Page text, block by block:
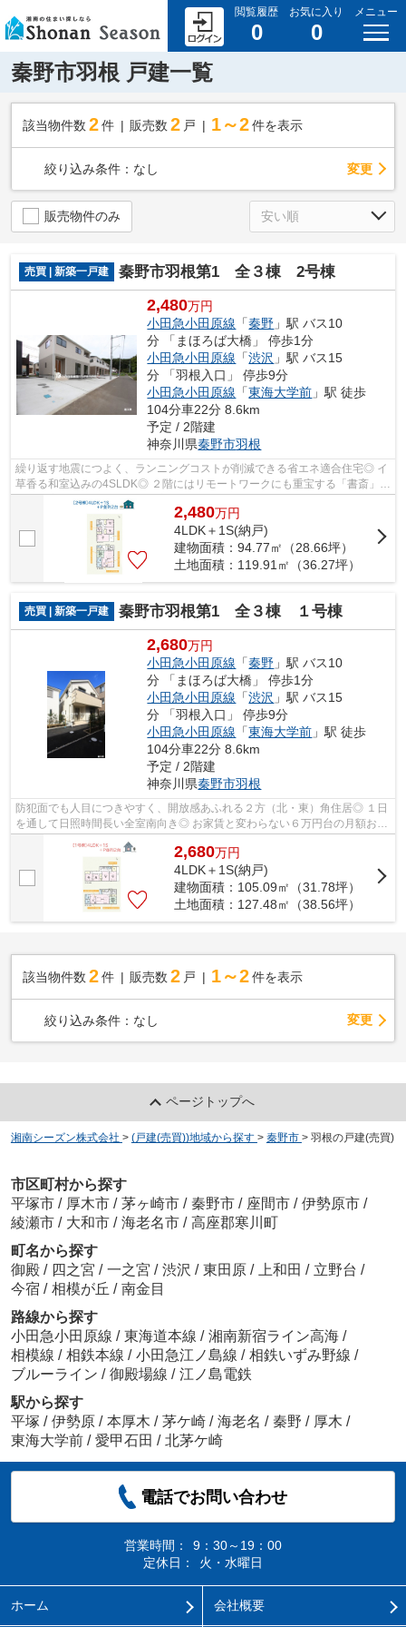
閲覧履歴
0
お気に入り
0
メニュー
秦野市羽根 戸建一覧
該当物件数 2件 販売数 2 戸 1～2 件を表示
絞り込み条件： なし 変更
販売物件のみ
売買 | 新築一戸建 秦野市羽根第1 全３棟 2号棟
2,480万円
小田急小田原線 「秦野 」駅 バス10
分 「まほろば大橋」 停歩1分
小田急小田原線 「渋沢 」駅 バス15
分 「羽根入口」 停歩9分
小田急小田原線 「東海大学前 」駅 徒歩
104分車22分 8.6km
予定 / 2階建
神奈川県秦野市羽根
繰り返す地震につよく、ランニングコストが削減できる省エネ適合住宅◎ イ
草香る和室込みの4SLDK◎ ２階にはリモートワークにも重宝する「書斎」を
備え、家族を身近にお仕事効率もUPしま...
2,480万円
4LDK＋1S(納戸)
建物面積：94.77㎡（28.66坪）
土地面積：119.91㎡（36.27坪）
売買 | 新築一戸建 秦野市羽根第1 全３棟 １号棟
2,680万円
小田急小田原線 「秦野 」駅 バス10
分 「まほろば大橋」 停歩1分
小田急小田原線 「渋沢 」駅 バス15
分 「羽根入口」 停歩9分
小田急小田原線 「東海大学前 」駅 徒歩
104分車22分 8.6km
予定 / 2階建
神奈川県秦野市羽根
防犯面でも人目につきやすく、開放感あふれる２方（北・東）角住居◎ １日
を通して日照時間長い全室南向き◎ お家賃と変わらない６万円台の月額お支
払い額で、一生に一度の素敵な住まい...
2,680万円
4LDK＋1S(納戸)
建物面積：105.09㎡（31.78坪）
土地面積：127.48㎡（38.56坪）
該当物件数 2件 販売数 2 戸 1～2 件を表示
絞り込み条件： なし 変更
ページトップへ
湘南シーズン株式会社 > (戸建(売買))地域から探す > 秦野市 > 羽根の戸建(売買)
市区町村から探す
平塚市 / 厚木市 / 茅ヶ崎市 / 秦野市 / 座間市 / 伊勢原市 /
綾瀬市 / 大和市 / 海老名市 / 高座郡寒川町
町名から探す
御殿 / 四之宮 / 一之宮 / 渋沢 / 東田原 / 上和田 / 立野台 /
今宿 / 相模が丘 / 南金目
路線から探す
小田急小田原線 / 東海道本線 / 湘南新宿ライン高海 /
相模線 / 相鉄本線 / 小田急江ノ島線 / 相鉄いずみ野線 /
ブルーライン / 御殿場線 / 江ノ島電鉄
駅から探す
平塚 / 伊勢原 / 本厚木 / 茅ケ崎 / 海老名 / 秦野 / 厚木 /
東海大学前 / 愛甲石田 / 北茅ケ崎
電話でお問い合わせ
営業時間：
9：30～19：00
定休日：
火・水曜日
ホーム 会社概要